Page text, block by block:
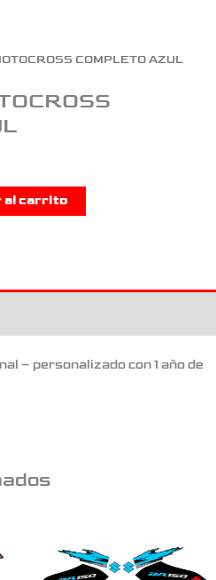
COMPLETO AZUL
al carrito
– personalizado con 1 año de